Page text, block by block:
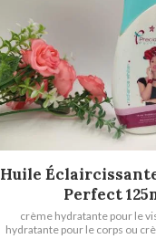
AJOUTER AU
Huile
Perfect
crème hydratante pour le
hydratante pour le corps ou